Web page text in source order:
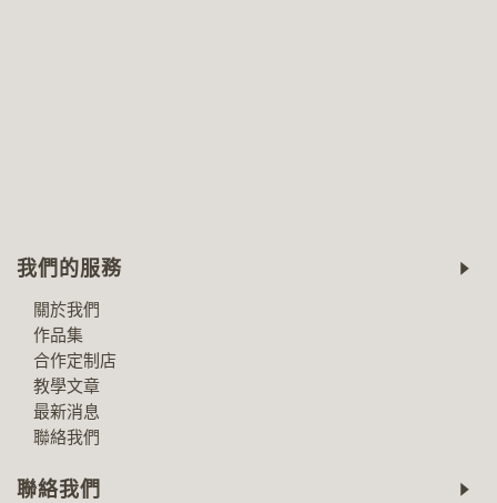
我們的服務
關於我們
作品集
合作定制店
教學文章
最新消息
聯絡我們
聯絡我們